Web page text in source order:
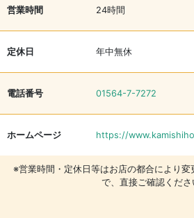
営業時間 24時間
定休日 年中無休
電話番号 01564-7-7272
ホームページ https://
※営業時間・定休日等はお店の都合により
で、直接ご確認くださ